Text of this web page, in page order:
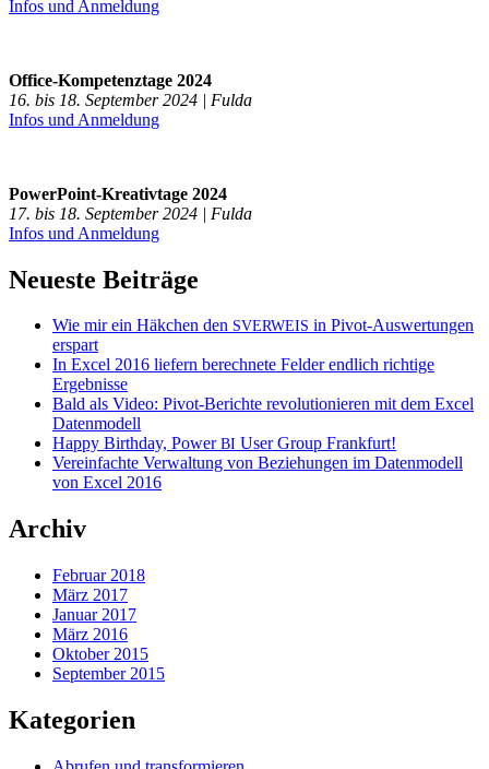
Infos und Anmeldung
Office-Kompetenztage 2024
16. bis 18. September 2024 | Fulda
Infos und Anmeldung
PowerPoint-Kreativtage 2024
17. bis 18. September 2024 | Fulda
Infos und Anmeldung
Neueste Beiträge
Wie mir ein Häkchen den SVERWEIS in Pivot-Auswertungen
erspart
In Excel 2016 liefern berechnete Felder endlich richtige
Ergebnisse
Bald als Video: Pivot-Berichte revolutionieren mit dem Excel
Datenmodell
Happy Birthday, PowerBI User Group Frankfurt!
Vereinfachte Verwaltung von Beziehungen im Datenmodell
von Excel 2016
Archiv
Februar 2018
März 2017
Januar 2017
März 2016
Oktober 2015
September 2015
Kategorien